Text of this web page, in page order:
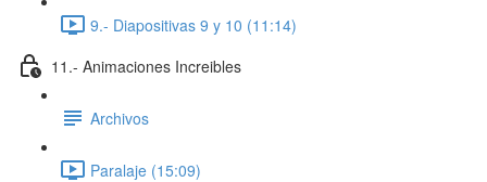
9.- Diapositivas 9 y 10 (11:14)
11.- Animaciones Increibles
Archivos
Paralaje (15:09)